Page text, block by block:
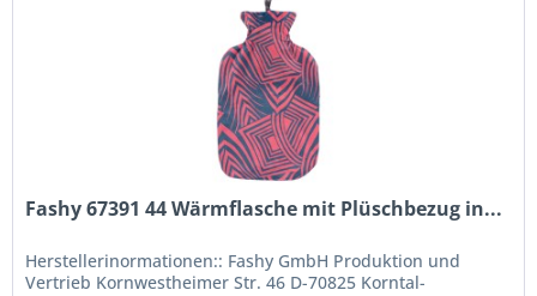
Fashy 67391 44 Wärmflasche mit Plüschbezug in...
Herstellerinormationen:: Fashy GmbH Produktion und
Vertrieb Kornwestheimer Str. 46 D-70825 Korntal-